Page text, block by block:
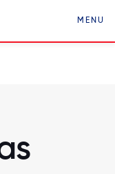
Trabajar en
MENU